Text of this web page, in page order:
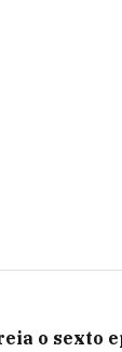
o sexto